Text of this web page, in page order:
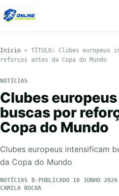
Início » TÍTULO: Clubes europeus
reforços antes da Copa do Mundo
NOTÍCIAS
Clubes
buscas por
Copa do Mundo
Clubes europeus intensificam
da Copa do Mundo
NOTÍCIAS PUBLICADO 10 JUNHO 2026
CAMILA ROCHA